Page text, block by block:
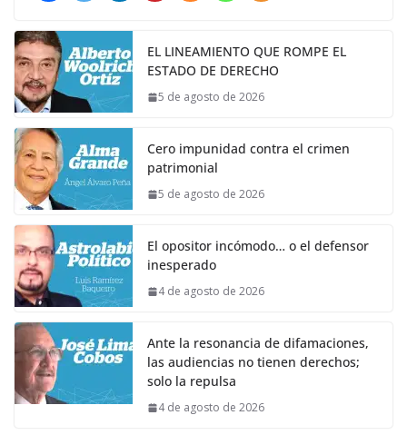
EL LINEAMIENTO QUE ROMPE EL
ESTADO DE DERECHO
5 de agosto de 2026
Cero impunidad contra el crimen
patrimonial
5 de agosto de 2026
El opositor incómodo… o el defensor
inesperado
4 de agosto de 2026
Ante la resonancia de difamaciones,
las audiencias no tienen derechos;
solo la repulsa
4 de agosto de 2026